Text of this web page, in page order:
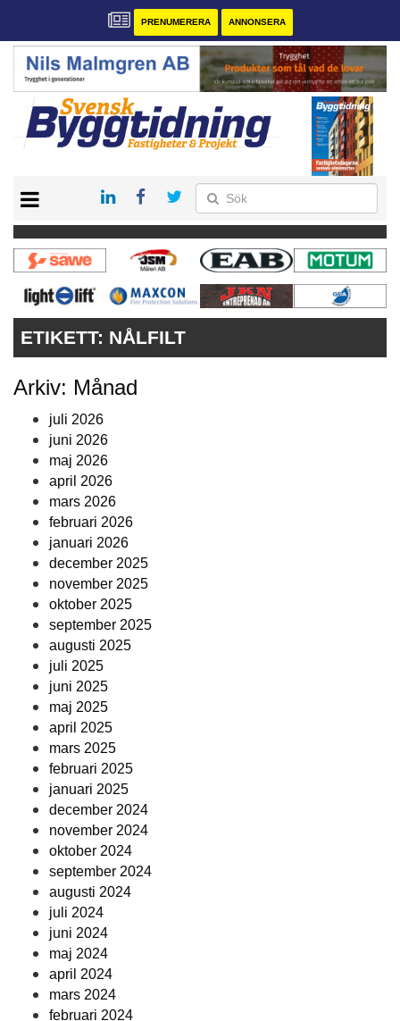
PRENUMERERA ANNONSERA
PRENUMERERA
VÅRA ANDRA MAGASIN
ANNONSERA
ETIKETT: NÅLFILT
Arkiv: Månad
juli 2026
juni 2026
maj 2026
april 2026
mars 2026
februari 2026
januari 2026
december 2025
november 2025
oktober 2025
september 2025
augusti 2025
juli 2025
juni 2025
maj 2025
april 2025
mars 2025
februari 2025
januari 2025
december 2024
november 2024
oktober 2024
september 2024
augusti 2024
juli 2024
juni 2024
maj 2024
april 2024
mars 2024
februari 2024